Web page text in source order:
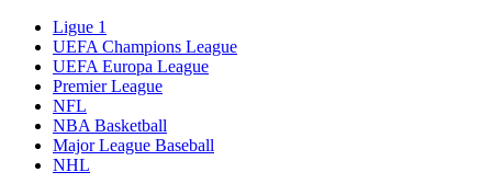
Ligue 1
UEFA Champions League
UEFA Europa League
Premier League
NFL
NBA Basketball
Major League Baseball
NHL